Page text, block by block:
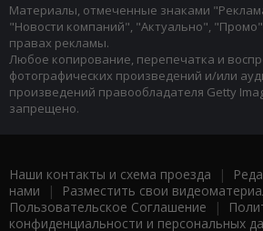
Материалы, отмеченные знаками
"Новости компаний", "Актуально",
правах рекламы.
Любое копирование, перепечатка и
фотографических произведений и/или
произведений правообладателя Getty
запрещено.
Наши контакты и схема проезда |
нами | Разместить свои
Пользовательское Соглашение |
конфиденциальности и персональных